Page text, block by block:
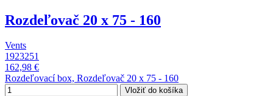
Rozdeľovač 20 x 75 - 160
Vents
1923251
162,98 €
Rozdeľovací box, Rozdeľovač 20 x 75 - 160
Vložiť do košíka